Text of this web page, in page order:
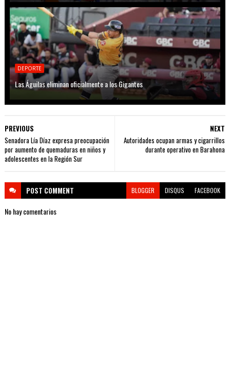
DEPORTE
Las Águilas eliminan oficialmente a los Gigantes
NEXT
Autoridades ocupan armas y cigarrillos
durante operativo en Barahona
PREVIOUS
Senadora Lía Díaz expresa preocupación
por aumento de quemaduras en niños y
adolescentes en la Región Sur
POST COMMENT BLOGGER DISQUS FACEBOOK
No hay comentarios